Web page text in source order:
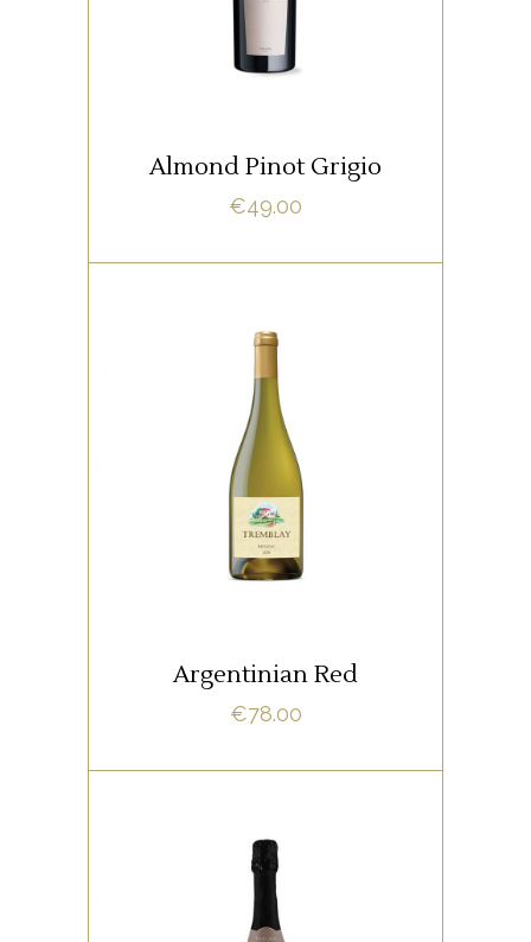
vidit facilisis aliquando. Nostrud
fore
Almond Pinot Grigio
€49.00
RED, ROSE
Lorem ipsum dolor sit amet,
offendit adipisci quo id, ne vel
vidit facilisis aliquando. Nostrud
fore
Argentinian Red
€78.00
, WHITE